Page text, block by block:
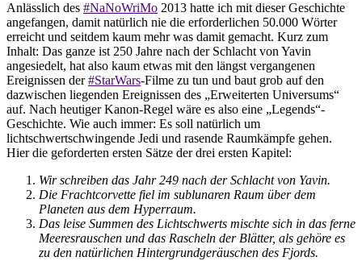
Anlässlich des #NaNoWriMo 2013 hatte ich mit dieser Geschichte
angefangen, damit natürlich nie die erforderlichen 50.000 Wörter
erreicht und seitdem kaum mehr was damit gemacht. Kurz zum
Inhalt: Das ganze ist 250 Jahre nach der Schlacht von Yavin
angesiedelt, hat also kaum etwas mit den längst vergangenen
Ereignissen der#StarWars-Filme zu tun und baut grob auf den
dazwischen liegenden Ereignissen des „Erweiterten Universums“
auf. Nach heutiger Kanon-Regel wäre es also eine „Legends“-
Geschichte. Wie auch immer: Es soll natürlich um
lichtschwertschwingende Jedi und rasende Raumkämpfe gehen.
Hier die geforderten ersten Sätze der drei ersten Kapitel:
Wir schreiben das Jahr 249 nach der Schlacht von Yavin.
Die Frachtcorvette fiel im sublunaren Raum über dem
Planeten aus dem Hyperraum.
Das leise Summen des Lichtschwerts mischte sich in das ferne
Meeresrauschen und das Rascheln der Blätter, als gehöre es
zu den natürlichen Hintergrundgeräuschen des Fjords.